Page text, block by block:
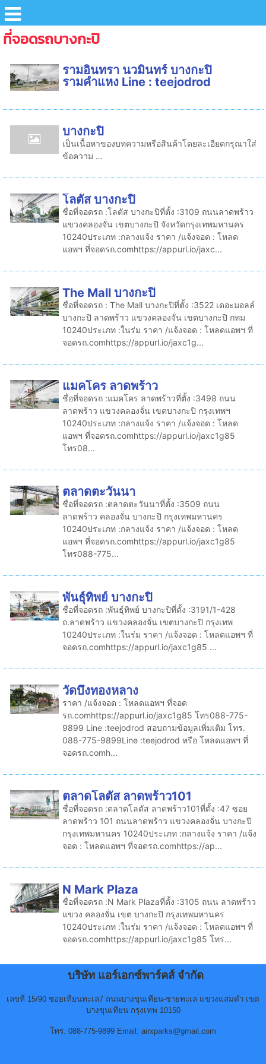
ที่จอดรถบางกะปิ
รามอินทรา นวมินทร์ บางกะปิ
รามคำแหง Line : teejodrod
บางกะปิ
เป็นเนื้อหาของบทความหรือสินค้าโดยละเอียดกรุณาใส่
ข้อความ …
โลตัส บางกะปิ
ชื่อที่จอดรถ :โลตัส บางกะปิที่ตั้ง :3109 ถนนลาดพร้าว
แขวงคลองจั่น เขตบางกะปิ จังหวัดกรุงเทพมหานคร
10240ประเภท :กลางแจ้ง ราคา /แจ้งจอด : โหลด
แอพฯ ที่จอดรถ.comhttps://appurl.io/jaxc...
The Mall บางกะปิ
ชื่อที่จอดรถ : The Mall บางกะปิที่ตั้ง :3522 เดอะมอลล์
บางกะปิ ลาดพร้าว แขวงคลองจั่น เขตบางกะปิ กทม
10240ประเภท :ในร่ม ราคา /แจ้งจอด : โหลดแอพฯ ที่
จอดรถ.comhttps://appurl.io/jaxc1g...
แมคโคร ลาดพร้าว
ชื่อที่จอดรถ :แมคโคร ลาดพร้าวที่ตั้ง :3498 ถนน
ลาดพร้าว แขวงคลองจั่น เขตบางกะปิ กรุงเทพฯ
10240ประเภท :กลางแจ้ง ราคา /แจ้งจอด : โหลด
แอพฯ ที่จอดรถ.comhttps://appurl.io/jaxc1g85
โทร08...
ตลาดตะวันนา
ชื่อที่จอดรถ :ตลาดตะวันนาที่ตั้ง :3509 ถนน
ลาดพร้าว คลองจั่น บางกะปิ กรุงเทพมหานคร
10240ประเภท :กลางแจ้ง ราคา /แจ้งจอด : โหลด
แอพฯ ที่จอดรถ.comhttps://appurl.io/jaxc1g85
โทร088-775...
พันธุ์ทิพย์ บางกะปิ
ชื่อที่จอดรถ :พันธุ์ทิพย์ บางกะปิที่ตั้ง :3191/1-428
ถ.ลาดพร้าว แขวงคลองจั่น เขตบางกะปิ กรุงเทพ
10240ประเภท :ในร่ม ราคา /แจ้งจอด : โหลดแอพฯ ที่
จอดรถ.comhttps://appurl.io/jaxc1g85 ...
วัดบึงทองหลาง
ราคา /แจ้งจอด : โหลดแอพฯ ที่จอด
รถ.comhttps://appurl.io/jaxc1g85 โทร088-775-
9899 Line :teejodrod สอบถามข้อมูลเพิ่มเติม โทร.
088-775-9899Line :teejodrod หรือ โหลดแอพฯ ที่
จอดรถ.comh...
ตลาดโลตัส ลาดพร้าว101
ชื่อที่จอดรถ :ตลาดโลตัส ลาดพร้าว101ที่ตั้ง :47 ซอย
ลาดพร้าว 101 ถนนลาดพร้าว แขวงคลองจั่น บางกะปิ
กรุงเทพมหานคร 10240ประเภท :กลางแจ้ง ราคา /แจ้ง
จอด : โหลดแอพฯ ที่จอดรถ.comhttps://ap...
N Mark Plaza
ชื่อที่จอดรถ :N Mark Plazaที่ตั้ง :3105 ถนน ลาดพร้าว
แขวง คลองจั่น เขต บางกะปิ กรุงเทพมหานคร
10240ประเภท :ในร่ม ราคา /แจ้งจอด : โหลดแอพฯ ที่
จอดรถ.comhttps://appurl.io/jaxc1g85 โทร...
บริษัท แอร์เอกซ์พาร์คส์ จำกัด
เลขที่ 15/90 ซอยเทียนทะเล7 ถนนบางขุนเทียน-ชายทะเล แขวงแสมดำ เขต
บางขุนเทียน กรุงเทพ 10150
โทร. 088-775-9899 Email: airxparks@gmail.com